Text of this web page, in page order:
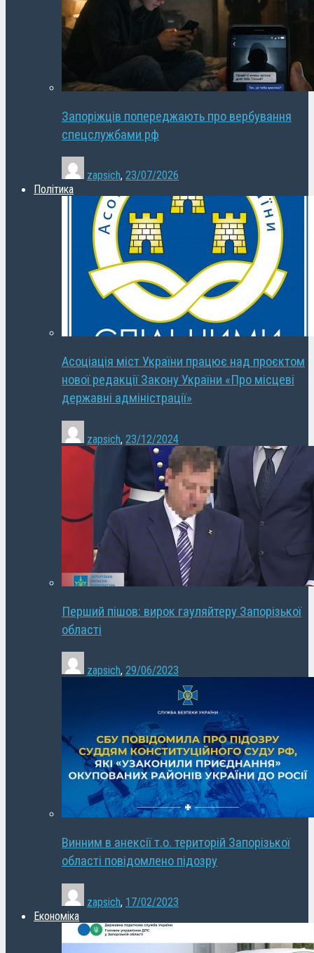
Запоріжців попереджають про вербування
спецслужбами рф
zapsich, 23/07/2026
Політика
Асоціація міст України працює над проєктом
нової редакції Закону України «Про місцеві
державні адміністрації»
zapsich, 23/12/2024
Перший пішов: вирок гауляйтеру Запорізької
області
zapsich, 29/06/2023
Винним в анексії т.о. територій Запорізької
області повідомлено підозру
zapsich, 17/02/2023
Економіка